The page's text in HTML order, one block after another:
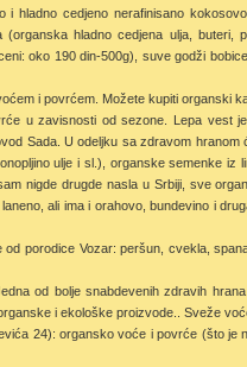
i hladno cedjeno nerafinisano
(organska hladno cedjena ulja, buteri,
oko 190 din-500g), suve godži
i povrćem. Možete kupiti organski
u zavisnosti od sezone. Lepa vest
Sada. U odeljku sa zdravom
ulje i sl.), organske semenke iz
nigde drugde nasla u Srbiji, sve
ali ima i orahovo, bundevino i
porodice Vozar: peršun, cvekla,
od bolje snabdevenih zdravih
i ekološke proizvode.. Sveže
24): organsko voće i povrće (što je